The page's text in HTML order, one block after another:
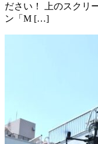
ださい！ 上のスクリ
ン「M […]